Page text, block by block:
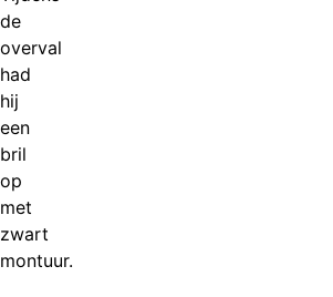
de
overval
had
hij
een
bril
op
met
zwart
montuur.